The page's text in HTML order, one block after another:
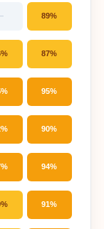
89%
87%
95%
90%
94%
91%